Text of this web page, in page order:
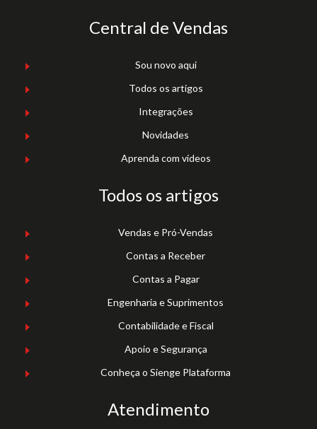
Central de Vendas
Sou novo aqui
Todos os artigos
Integrações
Novidades
Aprenda com vídeos
Todos os artigos
Vendas e Pró-Vendas
Contas a Receber
Contas a Pagar
Engenharia e Suprimentos
Contabilidade e Fiscal
Apoio e Segurança
Conheça o Sienge Plataforma
Atendimento